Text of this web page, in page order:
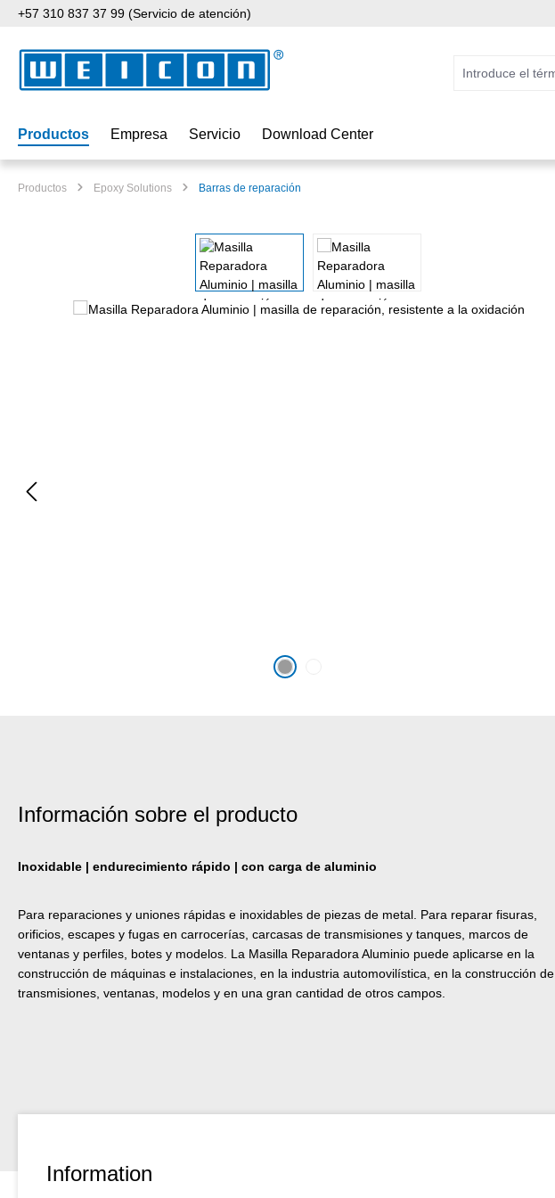
al contenido principal
Saltar a la búsqueda
Saltar a la navegación principal
+57 310 837 37 99 (Servicio de atención)
Productos Empresa Servicio Download Center
Productos Epoxy Solutions Barras de reparación
Información sobre el producto
Inoxidable | endurecimiento rápido | con carga de aluminio
Para reparaciones y uniones rápidas e inoxidables de piezas de metal. Para reparar fisuras,
orificios, escapes y fugas en carrocerías, carcasas de transmisiones y tanques, marcos de
ventanas y perfiles, botes y modelos. La Masilla Reparadora Aluminio puede aplicarse en la
construcción de máquinas e instalaciones, en la industria automovilística, en la construcción de
transmisiones, ventanas, modelos y en una gran cantidad de otros campos.
Information